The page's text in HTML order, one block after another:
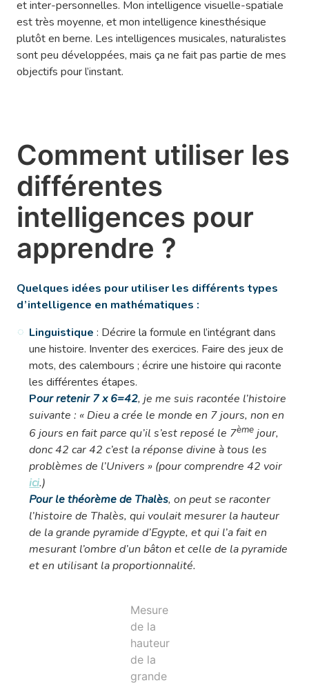
et inter-personnelles. Mon intelligence visuelle-spatiale
est très moyenne, et mon intelligence kinesthésique
plutôt en berne. Les intelligences musicales, naturalistes
sont peu développées, mais ça ne fait pas partie de mes
objectifs pour l’instant.
Comment utiliser les
différentes
intelligences pour
apprendre ?
Quelques idées pour utiliser les différents types
d’intelligence en mathématiques :
Linguistique : Décrire la formule en l’intégrant dans
une histoire. Inventer des exercices. Faire des jeux de
mots, des calembours ; écrire une histoire qui raconte
les différentes étapes.
Pour retenir 7 x 6=42, je me suis racontée l’histoire
suivante : « Dieu a crée le monde en 7 jours, non en
6 jours en fait parce qu’il s’est reposé le 7ème jour,
donc 42 car 42 c’est la réponse divine à tous les
problèmes de l’Univers » (pour comprendre 42 voir
ici.)
Pour le théorème de Thalès, on peut se raconter
l’histoire de Thalès, qui voulait mesurer la hauteur
de la grande pyramide d’Egypte, et qui l’a fait en
mesurant l’ombre d’un bâton et celle de la pyramide
et en utilisant la proportionnalité.
Mesure
de la
hauteur
de la
grande